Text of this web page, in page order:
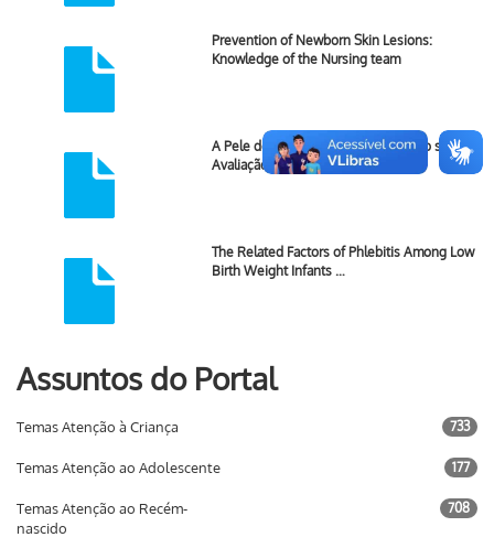
Prevention of Newborn Skin Lesions:
Knowledge of the Nursing team
A Pele do Recém-Nascido Prematuro sob a
Avaliação do Enfermeiro: …
The Related Factors of Phlebitis Among Low
Birth Weight Infants …
Assuntos do Portal
Temas Atenção à Criança 733
Temas Atenção ao Adolescente 177
Temas Atenção ao Recém-
nascido
708